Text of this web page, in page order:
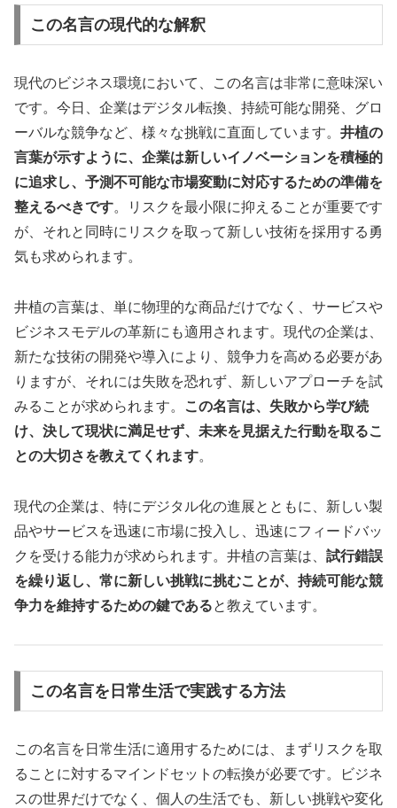
この名言の現代的な解釈
現代のビジネス環境において、この名言は非常に意味深い
です。今日、企業はデジタル転換、持続可能な開発、グロ
ーバルな競争など、様々な挑戦に直面しています。 井植の
言葉が示すように、企業は新しいイノベーションを積極的
に追求し、予測不可能な市場変動に対応するための準備を
整えるべきです。リスクを最小限に抑えることが重要です
が、それと同時にリスクを取って新しい技術を採用する勇
気も求められます。
井植の言葉は、単に物理的な商品だけでなく、サービスや
ビジネスモデルの革新にも適用されます。現代の企業は、
新たな技術の開発や導入により、競争力を高める必要があ
りますが、それには失敗を恐れず、新しいアプローチを試
みることが求められます。
この名言は、失敗から学び続
け、決して現状に満足せず、未来を見据えた行動を取るこ
との大切さを教えてくれます。
現代の企業は、特にデジタル化の進展とともに、新しい製
品やサービスを迅速に市場に投入し、迅速にフィードバッ
クを受ける能力が求められます。井植の言葉は、 試行錯誤
を繰り返し、常に新しい挑戦に挑むことが、持続可能な競
争力を維持するための鍵であると教えています。
この名言を日常生活で実践する方法
この名言を日常生活に適用するためには、まずリスクを取
ることに対するマインドセットの転換が必要です。ビジネ
スの世界だけでなく、個人の生活でも、新しい挑戦や変化